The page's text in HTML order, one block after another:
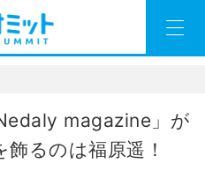
magazine」が
るのは福原遥！